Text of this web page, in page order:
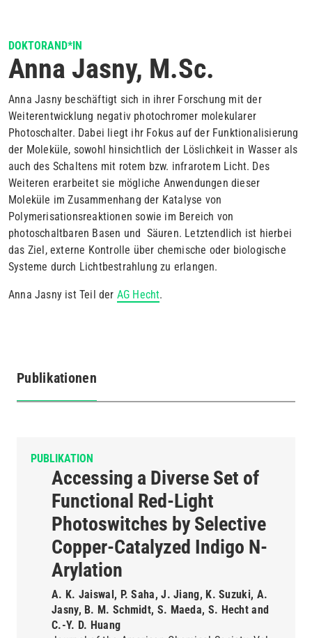
DOKTORAND*IN
Anna Jasny, M.Sc.
Anna Jasny beschäftigt sich in ihrer Forschung mit der
Weiterentwicklung negativ photochromer molekularer
Photoschalter. Dabei liegt ihr Fokus auf der Funktionalisierung
der Moleküle, sowohl hinsichtlich der Löslichkeit in Wasser als
auch des Schaltens mit rotem bzw. infrarotem Licht. Des
Weiteren erarbeitet sie mögliche Anwendungen dieser
Moleküle im Zusammenhang der Katalyse von
Polymerisationsreaktionen sowie im Bereich von
photoschaltbaren Basen und Säuren. Letztendlich ist hierbei
das Ziel, externe Kontrolle über chemische oder biologische
Systeme durch Lichtbestrahlung zu erlangen.
Anna Jasny ist Teil der AG Hecht.
Publikationen
(aktiver
PUBLIKATION
Accessing a Diverse Set of
Functional Red-Light
Photoswitches by Selective
Copper-Catalyzed Indigo N-
Arylation
A. K. Jaiswal, P. Saha, J. Jiang, K. Suzuki, A.
Jasny, B. M. Schmidt, S. Maeda, S. Hecht and
C.-Y. D. Huang